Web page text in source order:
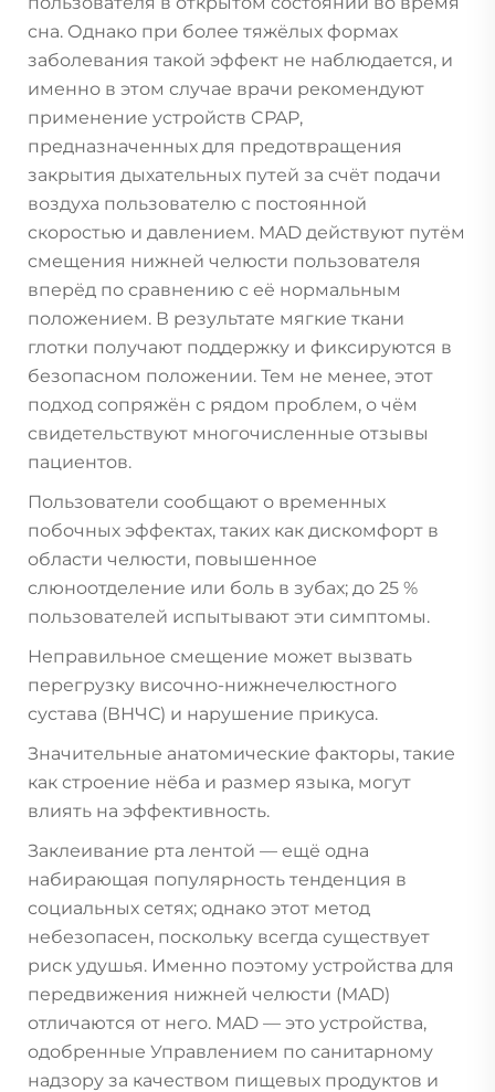
сна. Однако при более тяжёлых формах
заболевания такой эффект не наблюдается, и
именно в этом случае врачи рекомендуют
применение устройств CPAP,
предназначенных для предотвращения
закрытия дыхательных путей за счёт подачи
воздуха пользователю с постоянной
скоростью и давлением. MAD действуют путём
смещения нижней челюсти пользователя
вперёд по сравнению с её нормальным
положением. В результате мягкие ткани
глотки получают поддержку и фиксируются в
безопасном положении. Тем не менее, этот
подход сопряжён с рядом проблем, о чём
свидетельствуют многочисленные отзывы
пациентов.
Пользователи сообщают о временных
побочных эффектах, таких как дискомфорт в
области челюсти, повышенное
слюноотделение или боль в зубах; до 25 %
пользователей испытывают эти симптомы.
Неправильное смещение может вызвать
перегрузку височно-нижнечелюстного
сустава (ВНЧС) и нарушение прикуса.
Значительные анатомические факторы, такие
как строение нёба и размер языка, могут
влиять на эффективность.
Заклеивание рта лентой — ещё одна
набирающая популярность тенденция в
социальных сетях; однако этот метод
небезопасен, поскольку всегда существует
риск удушья. Именно поэтому устройства для
передвижения нижней челюсти (MAD)
отличаются от него. MAD — это устройства,
одобренные Управлением по санитарному
надзору за качеством пищевых продуктов и